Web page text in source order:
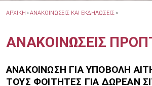
ΑΡΧΙΚΗ »ΑΝΑΚΟΙΝΩΣΕΙΣ ΚΑΙ ΕΚΔΗΛΩΣΕΙΣ »
ΑΝΑΚΟΙΝΩΣΕΙΣ
ΑΝΑΚΟΙΝΩΣΗ ΓΙΑ ΥΠΟΒΟΛΗ
ΤΟΥΣ ΦΟΙΤΗΤΕΣ ΓΙΑ ΔΩΡΕΑΝ